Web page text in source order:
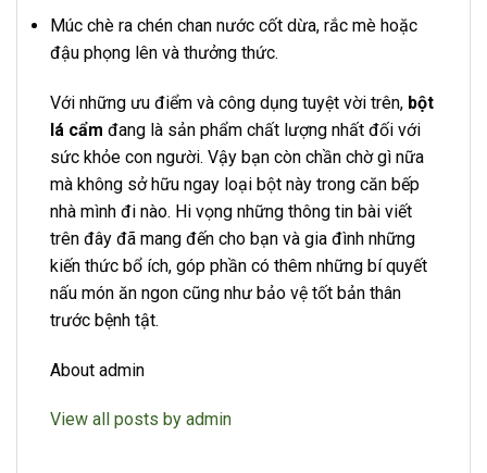
Múc chè ra chén chan nước cốt dừa, rắc mè hoặc
đậu phọng lên và thưởng thức.
Với những ưu điểm và công dụng tuyệt vời trên, bột
lá cẩm đang là sản phẩm chất lượng nhất đối với
sức khỏe con người. Vậy bạn còn chần chờ gì nữa
mà không sở hữu ngay loại bột này trong căn bếp
nhà mình đi nào. Hi vọng những thông tin bài viết
trên đây đã mang đến cho bạn và gia đình những
kiến thức bổ ích, góp phần có thêm những bí quyết
nấu món ăn ngon cũng như bảo vệ tốt bản thân
trước bệnh tật.
About admin
View all posts by admin